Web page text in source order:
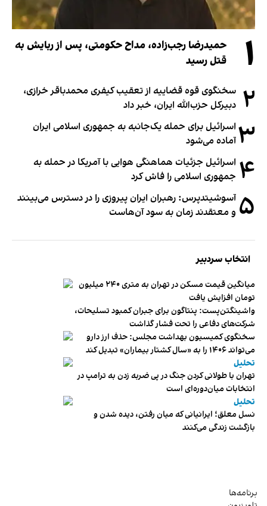
۱
حمیدرضا رجب‌زاده، مداح حکومتی، پس از ربایش به
قتل رسید
۲ سخنگوی قوه قضاییه از تعقیب کیفری محمدباقر خرازی،
دبیر‌کل حزب‌الله ایران، خبر داد
۳ اسرائیل برای حمله یک‌جانبه به جمهوری اسلامی ایران
آماده می‌شود
۴ اسرائیل جزئیات هماهنگی هوایی با آمریکا در حمله به
جمهوری اسلامی را فاش کرد
۵ آسوشیتدپرس: رهبران ایران پیروزی را در دسترس می‌بینند
و معتقدند زمان به سود آن‌هاست
انتخاب سردبیر
میانگین قیمت مسکن در تهران به متری ۲۴۰ میلیون
تومان افزایش یافت
واشینگتن‌پست: پنتاگون برای جبران کمبود تسلیحات،
شرکت‌های دفاعی را تحت فشار گذاشت
سخنگوی کمیسیون بهداشت مجلس: حذف ارز دارو
می‌تواند ۱۴۰۶ را به «سال کشتار بیماران» تبدیل کند
تحلیل
تهران با طولانی کردن جنگ در پی ضربه زدن به ترامپ در
انتخابات میان‌دوره‌ای است
تحلیل
نسل معلق؛ ایرانیانی که میان رفتن، دیده شدن و
بازگشت زندگی می‌کنند
برنامه‌ها